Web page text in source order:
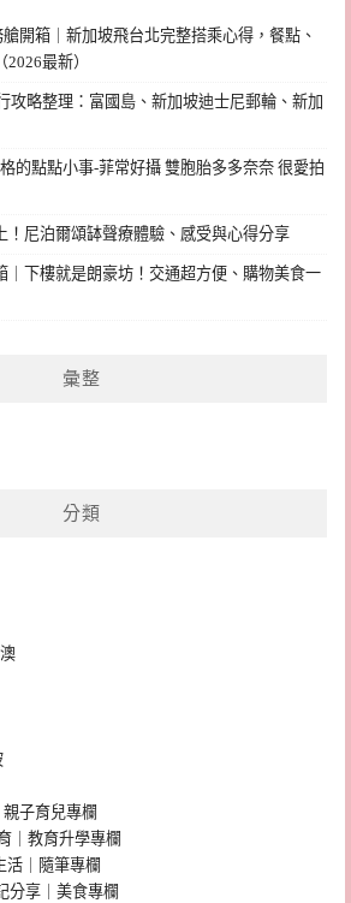
開箱｜新加坡飛台北完整搭乘心得，餐點、
最新）
攻略整理：富國島、新加坡迪士尼郵輪、新加
的點點小事-菲常好攝 雙胞胎多多奈奈 很愛拍
！尼泊爾頌缽聲療體驗、感受與心得分享
｜下樓就是朗豪坊！交通超方便、購物美食一
彙整
分類
親子育兒專欄
｜教育升學專欄
活｜隨筆專欄
分享｜美食專欄